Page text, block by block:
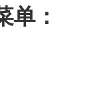
单：